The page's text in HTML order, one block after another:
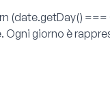
(date.getDay() ===
Ogni giorno è